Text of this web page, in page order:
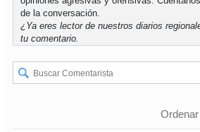
de la conversación.
¿Ya eres lector de nuestros diarios
tu comentario.